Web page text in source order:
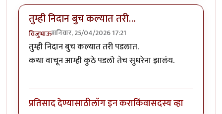
तुम्ही निदान बुच कल्यात तरी…
विजुभाऊशनिवार, 25/04/2026 17:21
तुम्ही निदान बुच कल्यात तरी पडलात.
कथा वाचून आम्ही कुठे पडलो तेच सुधरेना झालंय.
प्रतिसाद देण्यासाठीलॉग इन कराकिंवासदस्य व्हा